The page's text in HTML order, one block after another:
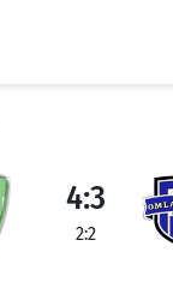
4:3
2:2